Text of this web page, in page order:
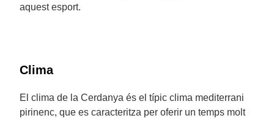
aquest esport.
Clima
El clima de la Cerdanya és el típic clima mediterrani
pirinenc, que es caracteritza per oferir un temps molt